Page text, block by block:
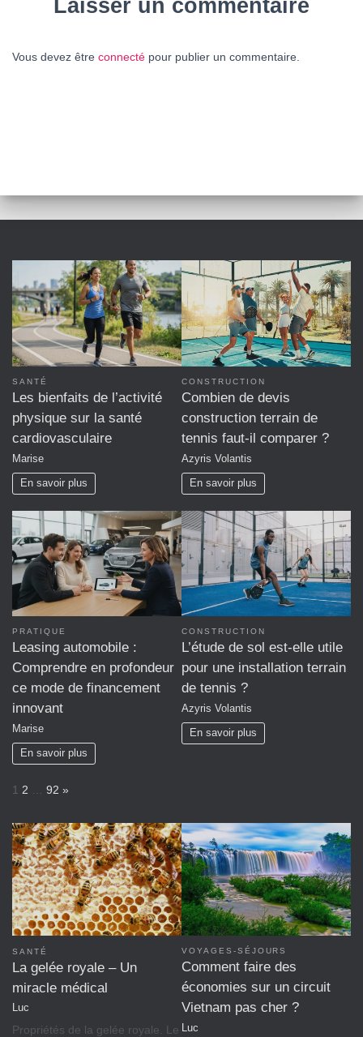
Laisser un commentaire
Vous devez être connecté pour publier un commentaire.
SANTÉ
Les bienfaits de l’activité
physique sur la santé
cardiovasculaire
Marise
En savoir plus
CONSTRUCTION
Combien de devis
construction terrain de
tennis faut-il comparer ?
Azyris Volantis
En savoir plus
PRATIQUE
Leasing automobile :
Comprendre en profondeur
ce mode de financement
innovant
Marise
En savoir plus
CONSTRUCTION
L’étude de sol est-elle utile
pour une installation terrain
de tennis ?
Azyris Volantis
En savoir plus
P
g
e
:
1 2 92 N
x
t
»
SANTÉ
La gelée royale – Un
miracle médical
Luc
Propriétés de la gelée royale. Le
VOYAGES-SÉJOURS
Comment faire des
économies sur un circuit
Vietnam pas cher ?
Luc